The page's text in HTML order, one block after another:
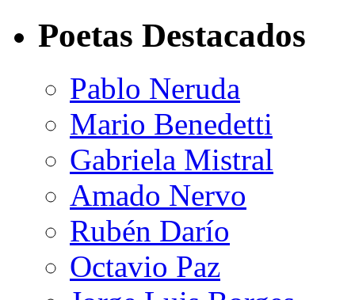
Poetas Destacados
Pablo Neruda
Mario Benedetti
Gabriela Mistral
Amado Nervo
Rubén Darío
Octavio Paz